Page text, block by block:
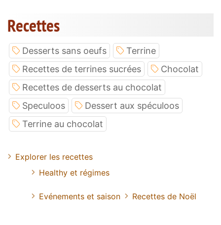
Recettes
Desserts sans oeufs
Terrine
Recettes de terrines sucrées
Chocolat
Recettes de desserts au chocolat
Speculoos
Dessert aux spéculoos
Terrine au chocolat
Explorer les recettes
Healthy et régimes
Evénements et saison Recettes de Noël